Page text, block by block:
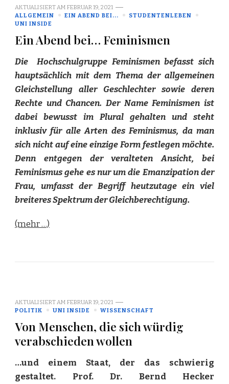
AKTUALISIERT AM FEBRUAR 19, 2021
ALLGEMEIN
EIN ABEND BEI...
STUDENTENLEBEN
UNI INSIDE
Ein Abend bei… Feminismen
Die Hochschulgruppe Feminismen befasst sich
hauptsächlich mit dem Thema der allgemeinen
Gleichstellung aller Geschlechter sowie deren
Rechte und Chancen. Der Name Feminismen ist
dabei bewusst im Plural gehalten und steht
inklusiv für alle Arten des Feminismus, da man
sich nicht auf eine einzige Form festlegen möchte.
Denn entgegen der veralteten Ansicht, bei
Feminismus gehe es nur um die Emanzipation der
Frau, umfasst der Begriff heutzutage ein viel
breiteres Spektrum der Gleichberechtigung.
(mehr …)
AKTUALISIERT AM FEBRUAR 19, 2021
POLITIK
UNI INSIDE WISSENSCHAFT
Von Menschen, die sich würdig
verabschieden wollen
…und einem Staat, der das schwierig
gestaltet. Prof. Dr. Bernd Hecker